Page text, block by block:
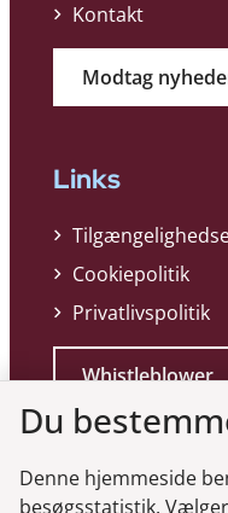
Kontakt
Modtag
Links
Cookiepolitik
Privatlivspolitik
Whistleblower
Du
Denne hjemmeside
besøgsstatistik.